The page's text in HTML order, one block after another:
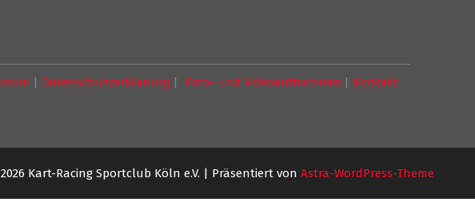
| Datenschutzerklärung| Foto- und Videoaufnahmen | Kontakt
Kart-Racing Sportclub Köln e.V. | Präsentiert von Astra-WordPress-Theme